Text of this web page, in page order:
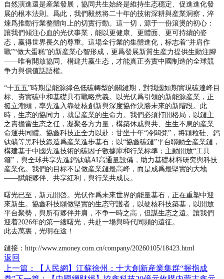
自然演進還是産業發展，協同共生始終是維持生态穩定、促進進化發
展的根本法則。爲此，我們毅然将二十年的技術深耕與産業洞察，淬
煉爲推動行業整體向上的切實行動。這一切，源于一份滾燙的初心：
讓我們傾注心血的光伏事業，能以更健康、更體面、更可持續的姿
态，赢得世界長久的尊重。這場全行業的集體進化，标志着“并肩作
戰”“做大蛋糕”的新産業心智形成，更爲發展新質生産力提供生動注腳
——唯有開放協同、構建共赢生态，才能真正夯實中國制造的全球競
争力與價值話語權。
“十五五”時期是能源綠色低碳轉型的關鍵期，對我國如期實現碳達峰目
标、夯實碳中和基礎具有戰略意義。以光伏爲引領的新能源産業，正
挺立潮頭，率先進入靠硬核創新與深度協作決勝未來的新階段。此
時，生态的協同力，就是産業的生命力。我們必須打開格局，以鏈主
之責擔當生态之任，凝聚各方力量，構築休戚與共、生生不息的産業
命運共同體。協鑫科技正全力以赴：甘坐十年“冷闆凳”，将顆粒硅、鈣
钛礦等黑科技鍛造爲産業進步基石；以“協鑫碳鏈”平台聯動全産業鏈，
構建基于中國先進技術的碳因子數據庫和行業标準；主動開放“工具
箱”，與全球共享先進鈣钛礦AI高通量設備，助力基礎材料研究與科技
産業化。我們的目标不是做産業鏈最高峰，而是成爲最堅實的大地
——賦能夥伴、共享紅利，與行業共成長。
曙光已至，新元開啓。光伏作爲未來世界的能量基石，正在重塑中迎
來新生。協鑫科技願做堅實的生态守護者，以硬核科技築基，以開放
平台聚勢，與所有夥伴并肩，不争一時之高，但謀生态之遠。讓我們
迎着2026年的第一縷曙光，共赴一場與時代同頻的遠征。
此去萬裏，光明在途！
鏈接：http://www.zmoney.com.cn/company/20260105/18423.html
返回
上一篇：【人民網】江蘇徐州：十大創新産業集群“握指成